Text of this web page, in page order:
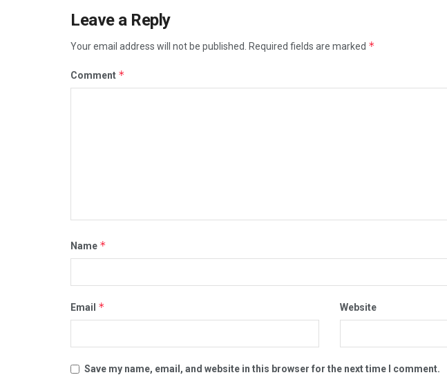
Leave a Reply
Your email address will not be published. Required fields are marked *
Comment *
Name *
Email * Website
Save my name, email, and website in this browser for the next time I comment.